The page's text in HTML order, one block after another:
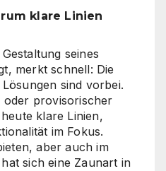
klare Linien
seines
merkt schnell: Die
sind vorbei.
oder provisorischer
klare Linien,
im Fokus.
aber auch im
sich eine Zaunart in